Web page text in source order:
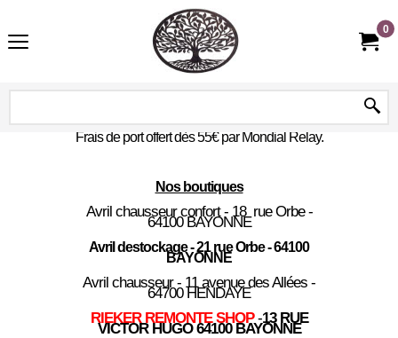
0
Frais de port offert dès 55€ par Mondial Relay.
Nos boutiques
Avril chausseur confort - 18 rue Orbe -
64100 BAYONNE
Avril destockage - 21 rue Orbe - 64100
BAYONNE
Avril chausseur - 11 avenue des Allées -
64700 HENDAYE
RIEKER REMONTE SHOP -13 RUE
VICTOR HUGO 64100 BAYONNE